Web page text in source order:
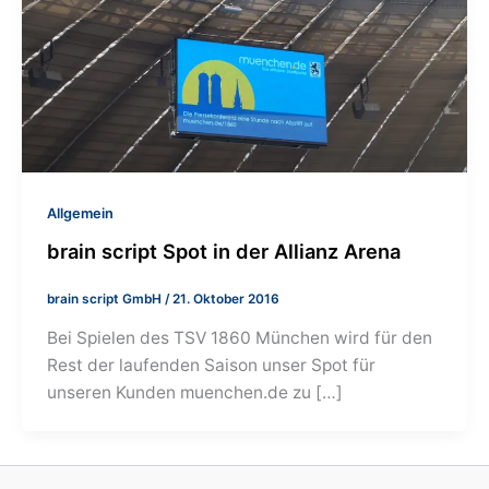
Allgemein
brain script Spot in der Allianz Arena
brain script GmbH/21. Oktober 2016
Bei Spielen des TSV 1860 München wird für den
Rest der laufenden Saison unser Spot für
unseren Kunden muenchen.de zu […]